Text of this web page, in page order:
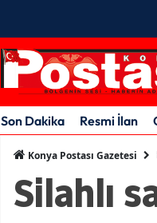
Son Dakika Resmi İlan
Konya Postası Gazetesi
Silahlı